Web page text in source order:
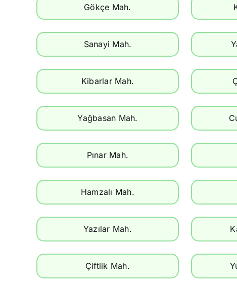
Gökçe Mah.
Sanayi Mah.
Kibarlar Mah.
Yağbasan Mah.
Pınar Mah.
Hamzalı Mah.
Yazılar Mah.
Çiftlik Mah.